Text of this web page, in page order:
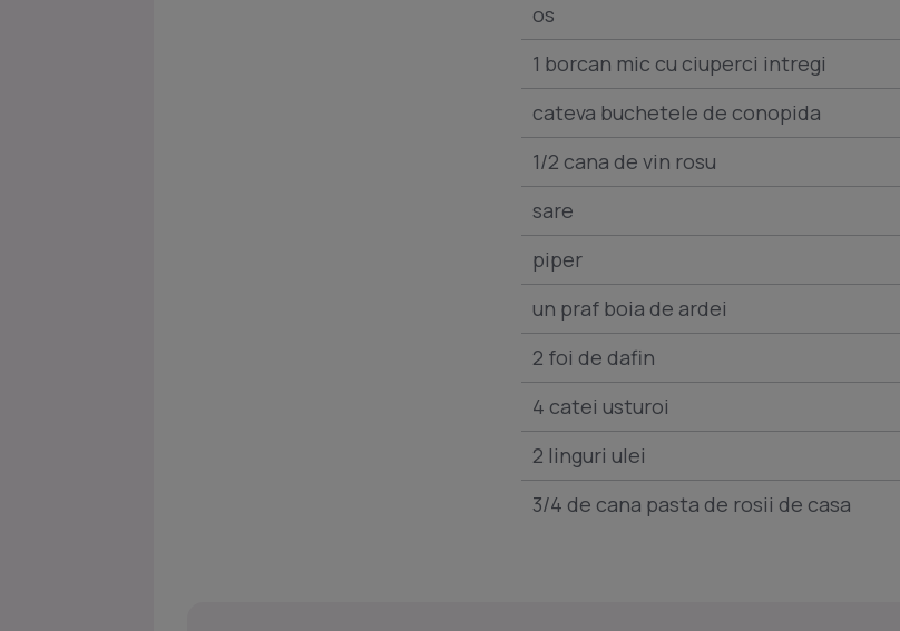
os
1 borcan mic cu ciuperci intregi
cateva buchetele de conopida
1/2 cana de vin rosu
sare
piper
un praf boia de ardei
2 foi de dafin
4 catei usturoi
2 linguri ulei
3/4 de cana pasta de rosii de casa